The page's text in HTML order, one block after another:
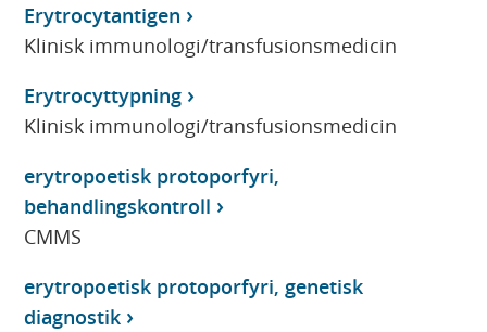
Erytrocytantigen
Klinisk immunologi/transfusionsmedicin
Erytrocyttypning
Klinisk immunologi/transfusionsmedicin
erytropoetisk protoporfyri,
behandlingskontroll
CMMS
erytropoetisk protoporfyri, genetisk
diagnostik